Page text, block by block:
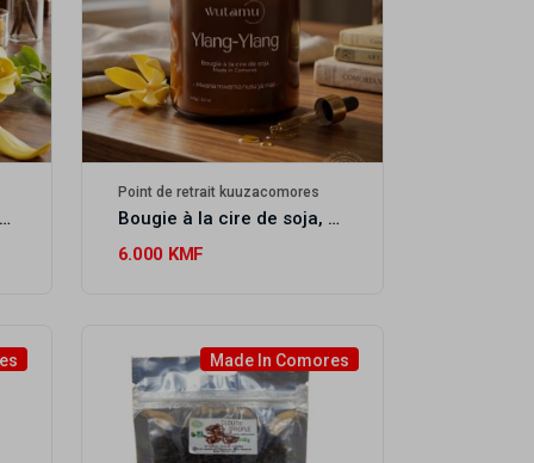
Diffuseur de parfum pour voiture à l'ylang-ylang WUTAMU
Point de retrait kuuzacomores
Bougie à la cire de soja, ylang-ylang WUTAMU
6.000 KMF
Made In Comores